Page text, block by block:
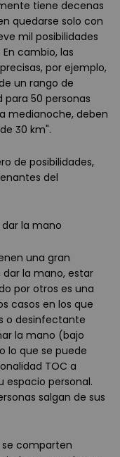
tiene decenas
quedarse solo con
mil posibilidades
cambio, las
por ejemplo,
un rango de
50 personas
medianoche, deben
30 km".
de posibilidades,
del
la mano
una gran
dar la mano, estar
por otros es una
casos en los que
o desinfectante
la mano (bajo
lo que se puede
TOC a
espacio personal.
salgan de sus
comparten